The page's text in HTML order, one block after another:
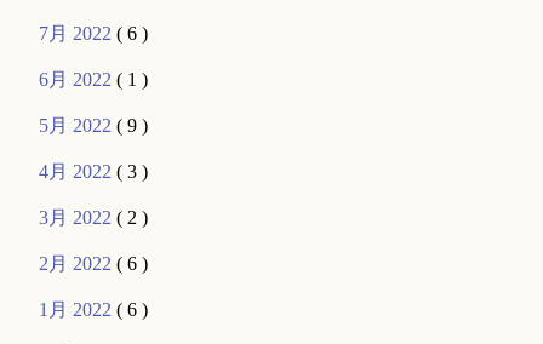
7月 2022( 6 )
6月 2022( 1 )
5月 2022( 9 )
4月 2022( 3 )
3月 2022( 2 )
2月 2022( 6 )
1月 2022( 6 )